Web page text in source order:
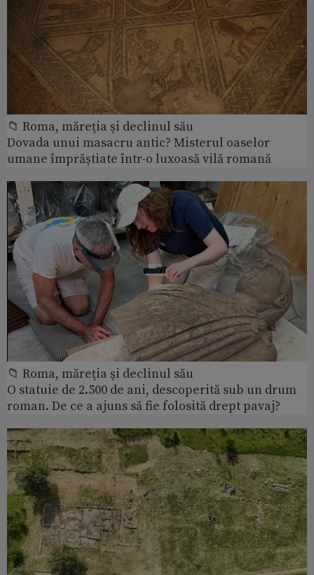
📁 Roma, măreţia şi declinul său
Dovada unui masacru antic? Misterul oaselor
umane împrăștiate într-o luxoasă vilă romană
📁 Roma, măreţia şi declinul său
O statuie de 2.500 de ani, descoperită sub un drum
roman. De ce a ajuns să fie folosită drept pavaj?